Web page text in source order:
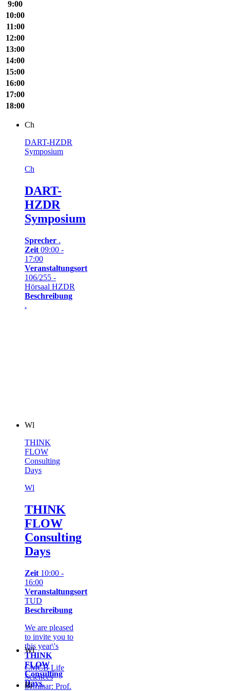
9:00
10:00
11:00
12:00
13:00
14:00
15:00
16:00
17:00
18:00
Ch
DART-HZDR
Symposium
Ch
DART-
HZDR
Symposium
Sprecher .
Zeit 09:00 -
17:00
Veranstaltungsort
106/255 -
Hörsaal HZDR
Beschreibung
.
Wl
THINK
FLOW
Consulting
Days
Wl
THINK
FLOW
Consulting
Days
Zeit 10:00 -
16:00
Veranstaltungsort
TUD
Beschreibung
We are pleased
to invite you to
this year\'s
THINK
FLOW
Consulting
Days.
Wl
CMCB Life
Sciences
Seminar: Prof.
Bi